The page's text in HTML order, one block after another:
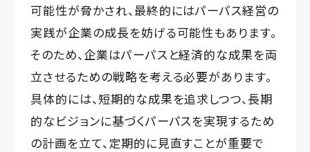
可能性が脅かされ、最終的にはパーパス経営の
実践が企業の成長を妨げる可能性もあります。
そのため、企業はパーパスと経済的な成果を両
立させるための戦略を考える必要があります。
具体的には、短期的な成果を追求しつつ、長期
的なビジョンに基づくパーパスを実現するため
の計画を立て、定期的に見直すことが重要で